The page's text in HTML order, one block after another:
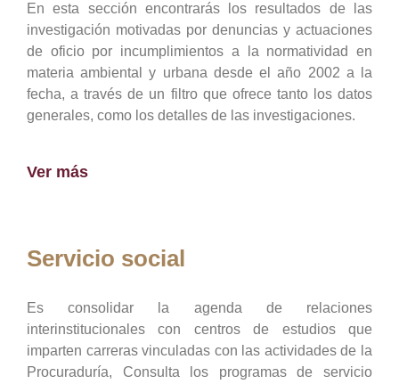
En esta sección encontrarás los resultados de las
investigación motivadas por denuncias y actuaciones
de oficio por incumplimientos a la normatividad en
materia ambiental y urbana desde el año 2002 a la
fecha, a través de un filtro que ofrece tanto los datos
generales, como los detalles de las investigaciones.
Ver más
Servicio social
Es consolidar la agenda de relaciones
interinstitucionales con centros de estudios que
imparten carreras vinculadas con las actividades de la
Procuraduría, Consulta los programas de servicio